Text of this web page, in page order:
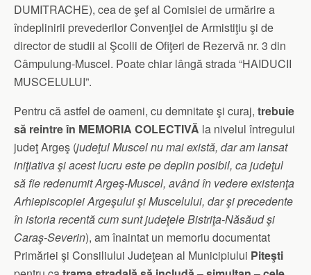
DUMITRACHE), cea de şef al Comisiei de urmărire a
îndeplinirii prevederilor Convenţiei de Armistiţiu şi de
director de studii al Şcolii de Ofiţeri de Rezervă nr. 3 din
Câmpulung-Muscel. Poate chiar lângă strada “HAIDUCII
MUSCELULUI”.
Pentru că astfel de oameni, cu demnitate şi curaj, trebuie
să reintre în MEMORIA COLECTIVĂ la nivelul întregului
judeţ Argeş (judeţul Muscel nu mai există, dar am lansat
iniţiativa şi acest lucru este pe deplin posibil, ca judeţul
să fie redenumit Argeş-Muscel, având în vedere existenţa
Arhiepiscopiei Argeşului şi Muscelului, dar şi precedente
în istoria recentă cum sunt judeţele Bistriţa-Năsăud şi
Caraş-Severin), am înaintat un memoriu documentat
Primăriei şi Consiliului Judeţean al Municipiului Piteşti